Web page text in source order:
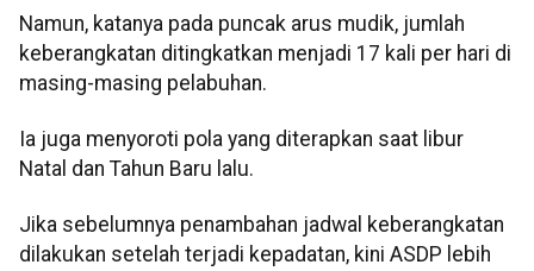
Namun, katanya pada puncak arus mudik, jumlah
keberangkatan ditingkatkan menjadi 17 kali per hari di
masing-masing pelabuhan.
Ia juga menyoroti pola yang diterapkan saat libur
Natal dan Tahun Baru lalu.
Jika sebelumnya penambahan jadwal keberangkatan
dilakukan setelah terjadi kepadatan, kini ASDP lebih